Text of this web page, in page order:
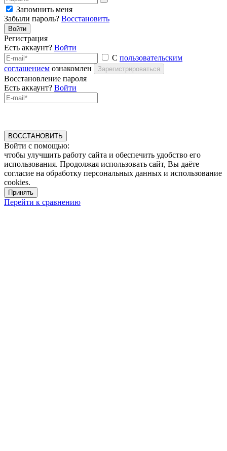
Запомнить меня
Забыли пароль? Восстановить
Войти
Регистрация
Есть аккаунт? Войти
С пользовательским
соглашением ознакомлен Зарегистрироваться
Восстановление пароля
Есть аккаунт? Войти
ВОССТАНОВИТЬ
Войти с помощью:
чтобы улучшить работу сайта и обеспечить удобство его
использования. Продолжая использовать сайт, Вы даёте
согласие на обработку персональных данных и использование
cookies.
Принять
Перейти к сравнению